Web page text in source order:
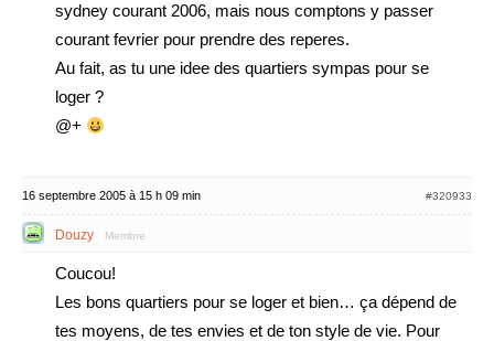
sydney courant 2006, mais nous comptons y passer
courant fevrier pour prendre des reperes.
Au fait, as tu une idee des quartiers sympas pour se
loger ?
@+
16 septembre 2005 à 15 h 09 min #320933
Douzy Membre
Coucou!
Les bons quartiers pour se loger et bien… ça dépend de
tes moyens, de tes envies et de ton style de vie. Pour